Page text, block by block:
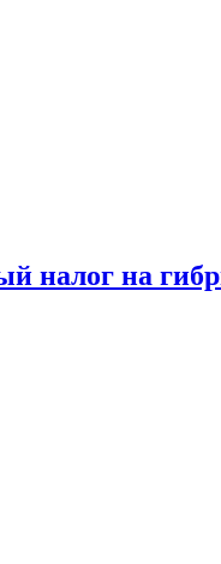
налог на